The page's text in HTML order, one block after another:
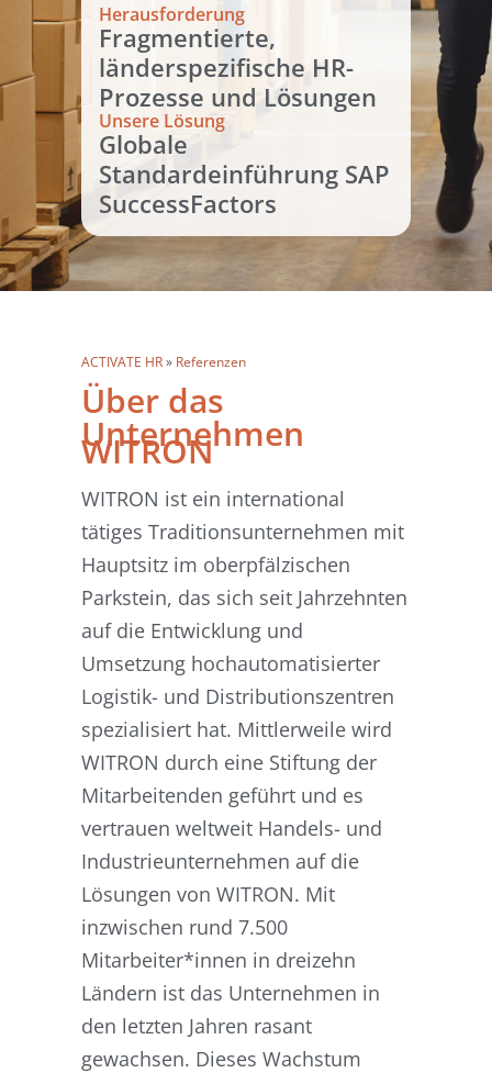
Herausforderung
Fragmentierte,
länderspezifische HR-
Prozesse und Lösungen
Unsere Lösung
Globale
Standardeinführung SAP
SuccessFactors
ACTIVATE HR» Referenzen
Über das
Unternehmen
WITRON
WITRON ist ein international
tätiges Traditionsunternehmen mit
Hauptsitz im oberpfälzischen
Parkstein, das sich seit Jahrzehnten
auf die Entwicklung und
Umsetzung hochautomatisierter
Logistik- und Distributionszentren
spezialisiert hat. Mittlerweile wird
WITRON durch eine Stiftung der
Mitarbeitenden geführt und es
vertrauen weltweit Handels- und
Industrieunternehmen auf die
Lösungen von WITRON. Mit
inzwischen rund 7.500
Mitarbeiter*innen in dreizehn
Ländern ist das Unternehmen in
den letzten Jahren rasant
gewachsen. Dieses Wachstum